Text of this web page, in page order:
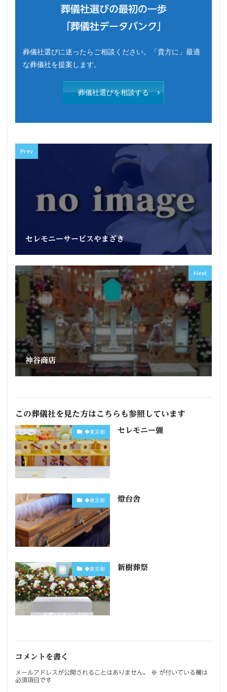
葬儀社選びの最初の一歩
「葬儀社データバンク」
葬儀社選びに迷ったらご相談ください。「貴方に」最適
な葬儀社を提案します。
葬儀社選びを相談する
Prev
セレモニーサービスやまざき
Next
神谷商店
この葬儀社を見た方はこちらも参照しています
◆東京都 セレモニー彌
◆東京都 燈台舎
◆東京都 新樹葬祭
コメントを書く
メールアドレスが公開されることはありません。 ※ が付いている欄は
必須項目です